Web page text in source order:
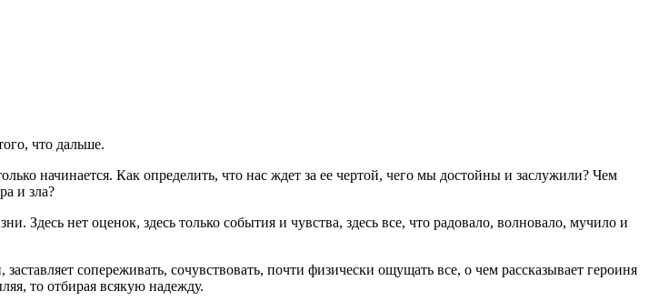
что дальше.
начинается. Как определить, что нас ждет за ее чертой, чего мы достойны и заслужили? Чем
и зла?
Здесь нет оценок, здесь только события и чувства, здесь все, что радовало, волновало, мучило и
сопереживать, сочувствовать, почти физически ощущать все, о чем рассказывает героиня
то отбирая всякую надежду.